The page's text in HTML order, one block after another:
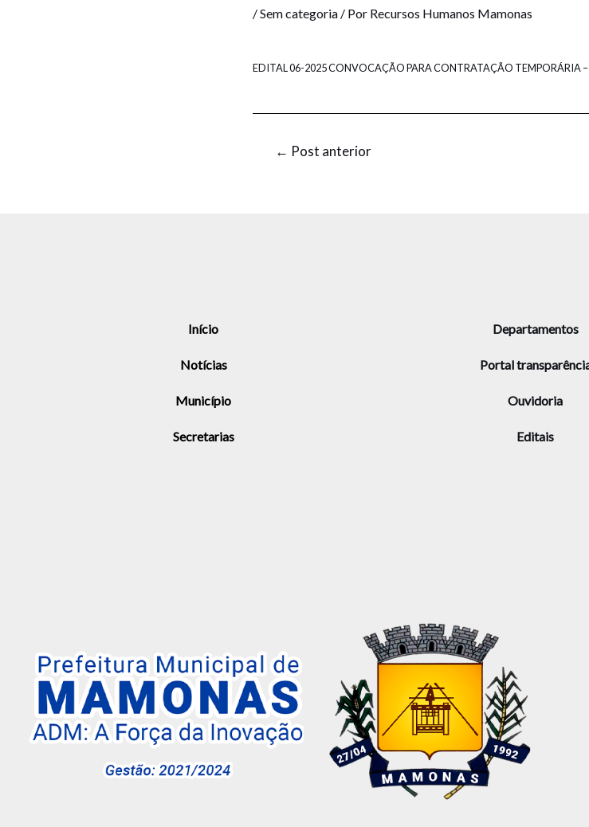
/Sem categoria / Por Recursos Humanos Mamonas
EDITAL 06-2025 CONVOCAÇÃO PARA CONTRATAÇÃO TEMPORÁRIA –
← Post anterior
Início
Notícias
Município
Secretarias
Departamentos
Portal
Ouvidoria
Editais